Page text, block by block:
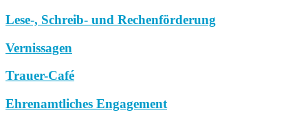
Lese-, Schreib- und Rechenförderung
Vernissagen
Trauer-Café
Ehrenamtliches Engagement